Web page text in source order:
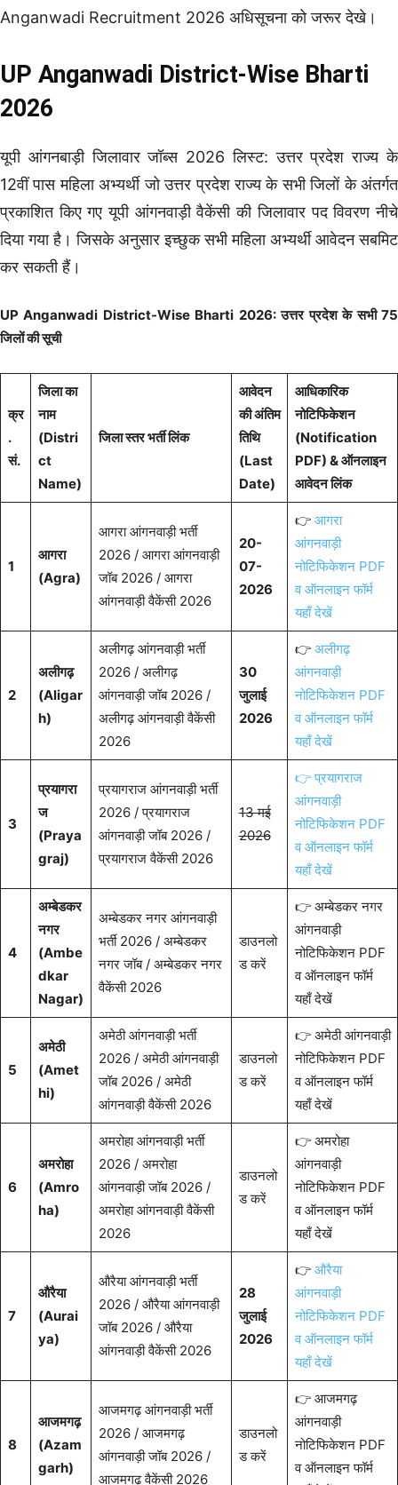
Anganwadi Recruitment 2026 अधिसूचना को जरूर देखे।
UP Anganwadi District-Wise Bharti
2026
यूपी आंगनबाड़ी जिलावार जॉब्स 2026 लिस्ट: उत्तर प्रदेश राज्य के
12वीं पास महिला अभ्यर्थी जो उत्तर प्रदेश राज्य के सभी जिलों के अंतर्गत
प्रकाशित किए गए यूपी आंगनवाड़ी वैकेंसी की जिलावार पद विवरण नीचे
दिया गया है। जिसके अनुसार इच्छुक सभी महिला अभ्यर्थी आवेदन सबमिट
कर सकती हैं।
UP Anganwadi District-Wise Bharti 2026: उत्तर प्रदेश के सभी 75
जिलों की सूची
क्र
.
सं.
जिला का
नाम
(Distri
ct
Name)
जिला स्तर भर्ती लिंक
आवेदन
की अंतिम
तिथि
(Last
Date)
आधिकारिक
नोटिफिकेशन
(Notification
PDF) & ऑनलाइन
आवेदन लिंक
1
आगरा
(Agra)
आगरा आंगनवाड़ी भर्ती
2026 / आगरा आंगनवाड़ी
जॉब 2026 / आगरा
आंगनवाड़ी वैकेंसी 2026
20-
07-
2026
👉 आगरा
आंगनवाड़ी
नोटिफिकेशन PDF
व ऑनलाइन फॉर्म
यहाँ देखें
2
अलीगढ़
(Aligar
h)
अलीगढ़ आंगनवाड़ी भर्ती
2026 / अलीगढ़
आंगनवाड़ी जॉब 2026 /
अलीगढ़ आंगनवाड़ी वैकेंसी
2026
30
जुलाई
2026
👉 अलीगढ़
आंगनवाड़ी
नोटिफिकेशन PDF
व ऑनलाइन फॉर्म
यहाँ देखें
3
प्रयागरा
ज
(Praya
graj)
प्रयागराज आंगनवाड़ी भर्ती
2026 / प्रयागराज
आंगनवाड़ी जॉब 2026 /
प्रयागराज वैकेंसी 2026
13 मई
2026
👉 प्रयागराज
आंगनवाड़ी
नोटिफिकेशन PDF
व ऑनलाइन फॉर्म
यहाँ देखें
4
अम्बेडकर
नगर
(Ambe
dkar
Nagar)
अम्बेडकर नगर आंगनवाड़ी
भर्ती 2026 / अम्बेडकर
नगर जॉब / अम्बेडकर नगर
वैकेंसी 2026
डाउनलो
ड करें
👉 अम्बेडकर नगर
आंगनवाड़ी
नोटिफिकेशन PDF
व ऑनलाइन फॉर्म
यहाँ देखें
5
अमेठी
(Amet
hi)
अमेठी आंगनवाड़ी भर्ती
2026 / अमेठी आंगनवाड़ी
जॉब 2026 / अमेठी
आंगनवाड़ी वैकेंसी 2026
डाउनलो
ड करें
👉 अमेठी आंगनवाड़ी
नोटिफिकेशन PDF
व ऑनलाइन फॉर्म
यहाँ देखें
6
अमरोहा
(Amro
ha)
अमरोहा आंगनवाड़ी भर्ती
2026 / अमरोहा
आंगनवाड़ी जॉब 2026 /
अमरोहा आंगनवाड़ी वैकेंसी
2026
डाउनलो
ड करें
👉 अमरोहा
आंगनवाड़ी
नोटिफिकेशन PDF
व ऑनलाइन फॉर्म
यहाँ देखें
7
औरैया
(Aurai
ya)
औरैया आंगनवाड़ी भर्ती
2026 / औरैया आंगनवाड़ी
जॉब 2026 / औरैया
आंगनवाड़ी वैकेंसी 2026
28
जुलाई
2026
👉 औरैया
आंगनवाड़ी
नोटिफिकेशन PDF
व ऑनलाइन फॉर्म
यहाँ देखें
8
आजमगढ़
(Azam
garh)
आजमगढ़ आंगनवाड़ी भर्ती
2026 / आजमगढ़
आंगनवाड़ी जॉब 2026 /
आजमगढ़ वैकेंसी 2026
डाउनलो
ड करें
👉 आजमगढ़
आंगनवाड़ी
नोटिफिकेशन PDF
व ऑनलाइन फॉर्म